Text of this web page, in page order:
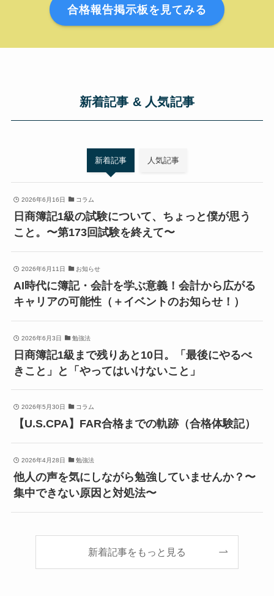
合格報告掲示板を見てみる
新着記事 & 人気記事
新着記事 人気記事
2026年6月16日 コラム
日商簿記1級の試験について、ちょっと僕が思う
こと。〜第173回試験を終えて〜
2026年6月11日 お知らせ
AI時代に簿記・会計を学ぶ意義！会計から広がる
キャリアの可能性（＋イベントのお知らせ！）
2026年6月3日 勉強法
日商簿記1級まで残りあと10日。「最後にやるべ
きこと」と「やってはいけないこと」
2026年5月30日 コラム
【U.S.CPA】FAR合格までの軌跡（合格体験記）
2026年4月28日 勉強法
他人の声を気にしながら勉強していませんか？〜
集中できない原因と対処法〜
新着記事をもっと見る